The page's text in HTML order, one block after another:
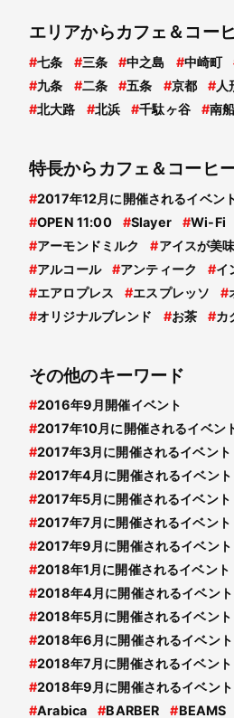
エリアからカフェ＆コー
#七条 #三条 #中之島 #中崎町
#九条 #二条 #五条 #京都 #人
#北大路 #北浜 #千駄ヶ谷 #南
特長からカフェ＆コーヒ
#2017年12月に開催されるイベン
#OPEN 11:00 #Slayer #Wi-Fi
#アーモンドミルク #アイスが美
#アルコール #アンティーク #イ
#エアロプレス #エスプレッソ #
#オリジナルブレンド #お茶 #カ
その他のキーワード
#2016年9月開催イベント
#2017年10月に開催されるイベン
#2017年3月に開催されるイベント
#2017年4月に開催されるイベント
#2017年5月に開催されるイベント
#2017年7月に開催されるイベント
#2017年9月に開催されるイベント
#2018年1月に開催されるイベント
#2018年4月に開催されるイベント
#2018年5月に開催されるイベント
#2018年6月に開催されるイベント
#2018年7月に開催されるイベント
#2018年9月に開催されるイベント
#Arabica #BARBER #BEAMS